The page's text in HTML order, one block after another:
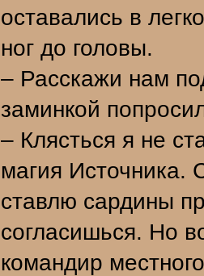
оставались в
ног до головы.
– Расскажи нам
заминкой
– Клясться я не
магия Источника.
ставлю сардины
согласишься. Но
командир